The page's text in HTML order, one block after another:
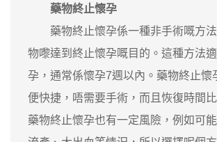
藥物終止懷孕
藥物終止懷孕係一種非手術嘅方法
物嚟達到終止懷孕嘅目的。這種方法
孕，通常係懷孕7週以內。藥物終止懷
便快捷，唔需要手術，而且恢復時間
藥物終止懷孕也有一定風險，例如可